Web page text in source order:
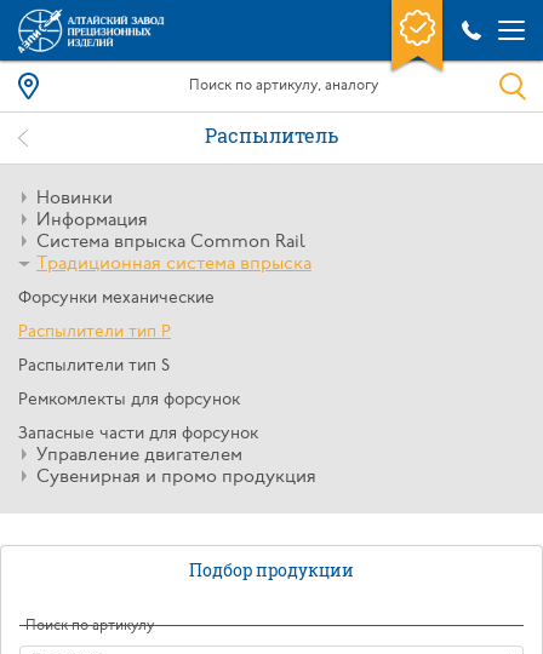
Распылитель
Новинки
Информация
Система впрыска Common Rail
Традиционная система впрыска
Форсунки механические
Распылители тип P
Распылители тип S
Ремкомлекты для форсунок
Запасные части для форсунок
Управление двигателем
Сувенирная и промо продукция
Подбор продукции